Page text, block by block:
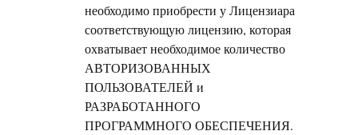
необходимо приобрести у Лицензиара
соответствующую лицензию, которая
охватывает необходимое количество
АВТОРИЗОВАННЫХ
ПОЛЬЗОВАТЕЛЕЙ и
РАЗРАБОТАННОГО
ПРОГРАММНОГО ОБЕСПЕЧЕНИЯ.